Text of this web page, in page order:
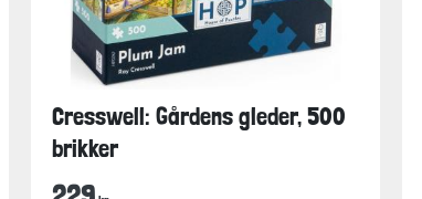
Cresswell: Gårdens gleder, 500
brikker